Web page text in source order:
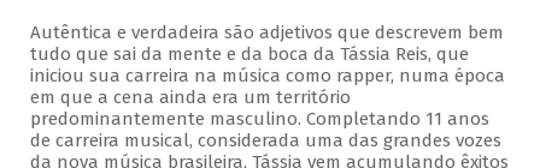
Autêntica e verdadeira são adjetivos que descrevem bem
tudo que sai da mente e da boca da Tássia Reis, que
iniciou sua carreira na música como rapper, numa época
em que a cena ainda era um território
predominantemente masculino. Completando 11 anos
de carreira musical, considerada uma das grandes vozes
da nova música brasileira, Tássia vem acumulando êxitos